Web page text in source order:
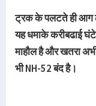
ट्रक के पलटते ही आग
यह धमाके करीबढाई
माहौल है और खतरा
भी NH-52 बंद है।